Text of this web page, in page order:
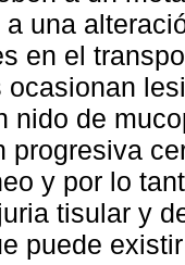
una
en el
ocasionan
nido de
progresiva
y por lo
tisular y
puede